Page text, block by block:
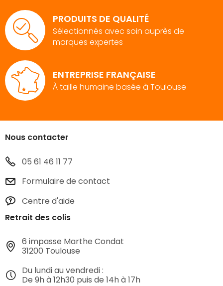
PRODUITS DE QUALITÉ
Sélectionnés avec soin auprès de
marques expertes
ENTREPRISE FRANÇAISE
À taille humaine basée à Toulouse
Nous contacter
05 61 46 11 77
Formulaire de contact
Centre d'aide
Retrait des colis
6 impasse Marthe Condat
31200 Toulouse
Du lundi au vendredi :
De 9h à 12h30 puis de 14h à 17h